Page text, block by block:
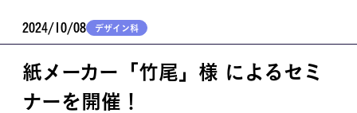
学校案内
イベント案内
2024/10/08 デザイン科
紙メーカー「竹尾」様 によるセミ
ナーを開催！